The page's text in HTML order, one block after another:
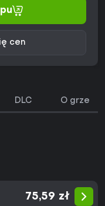
cen
DLC O grze
75,59 zł